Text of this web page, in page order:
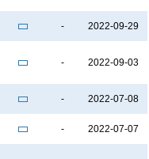
- 2022-09-29
- 2022-09-03
- 2022-07-08
- 2022-07-07